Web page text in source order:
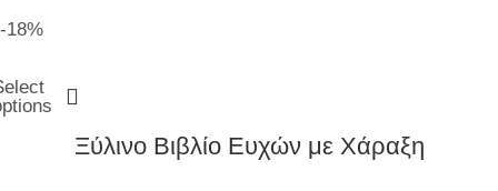
-18%
Ξύλινο Βιβλίο Ευχών με Χάραξη